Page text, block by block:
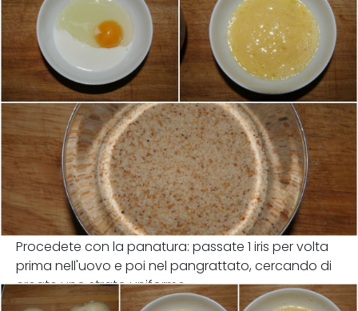
Procedete con la panatura: passate 1 iris per volta
prima nell'uovo e poi nel pangrattato, cercando di
create uno strato uniforme.